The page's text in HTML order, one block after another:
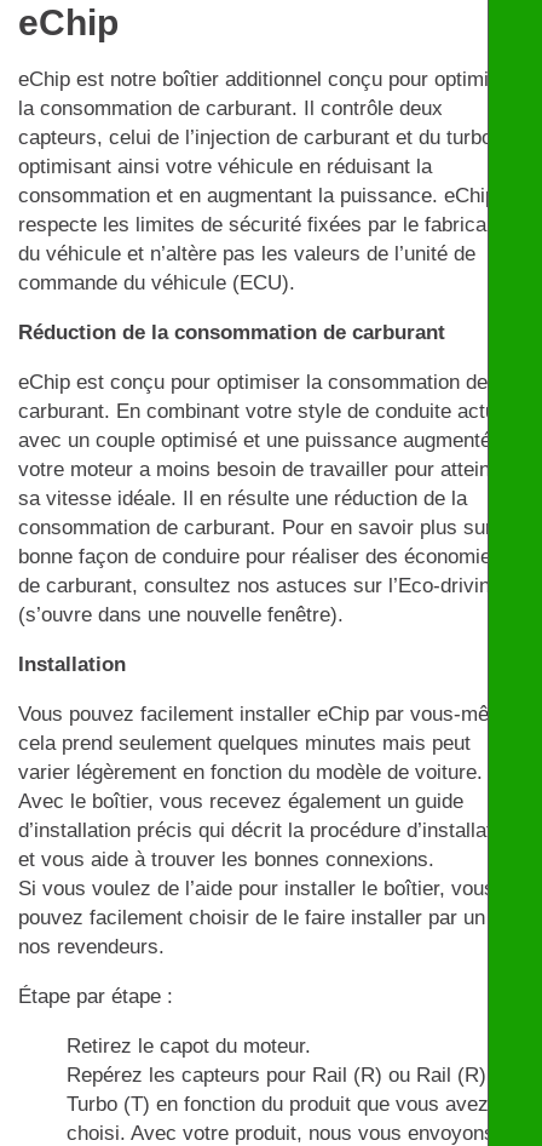
eChip
eChip est notre boîtier additionnel conçu pour optimiser
la consommation de carburant. Il contrôle deux
capteurs, celui de l’injection de carburant et du turbo,
optimisant ainsi votre véhicule en réduisant la
consommation et en augmentant la puissance. eChip
respecte les limites de sécurité fixées par le fabricant
du véhicule et n’altère pas les valeurs de l’unité de
commande du véhicule (ECU).
Réduction de la consommation de carburant
eChip est conçu pour optimiser la consommation de
carburant. En combinant votre style de conduite actuel
avec un couple optimisé et une puissance augmentée,
votre moteur a moins besoin de travailler pour atteindre
sa vitesse idéale. Il en résulte une réduction de la
consommation de carburant. Pour en savoir plus sur la
bonne façon de conduire pour réaliser des économies
de carburant, consultez nos astuces sur l’Eco-driving
(s’ouvre dans une nouvelle fenêtre).
Installation
Vous pouvez facilement installer eChip par vous-même,
cela prend seulement quelques minutes mais peut
varier légèrement en fonction du modèle de voiture.
Avec le boîtier, vous recevez également un guide
d’installation précis qui décrit la procédure d’installation
et vous aide à trouver les bonnes connexions.
Si vous voulez de l’aide pour installer le boîtier, vous
pouvez facilement choisir de le faire installer par un de
nos revendeurs.
Étape par étape :
Retirez le capot du moteur.
Repérez les capteurs pour Rail (R) ou Rail (R) et
Turbo (T) en fonction du produit que vous avez
choisi. Avec votre produit, nous vous envoyons